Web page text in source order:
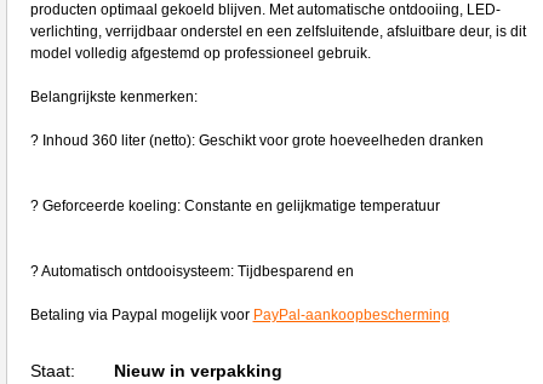
producten optimaal gekoeld blijven. Met automatische ontdooiing, LED-
verlichting, verrijdbaar onderstel en een zelfsluitende, afsluitbare deur, is dit
model volledig afgestemd op professioneel gebruik.
Belangrijkste kenmerken:
? Inhoud 360 liter (netto): Geschikt voor grote hoeveelheden dranken
? Geforceerde koeling: Constante en gelijkmatige temperatuur
? Automatisch ontdooisysteem: Tijdbesparend en
Betaling via Paypal mogelijk voor PayPal-aankoopbescherming
Staat:
Nieuw in verpakking